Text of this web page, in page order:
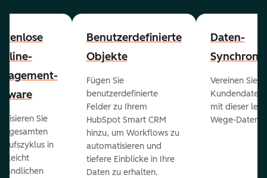
Sie
gesamten
in
leicht
Benutzerdefinierte
Objekte
Fügen Sie
benutzerdefinierte
Felder zu Ihrem
HubSpot Smart CRM
hinzu, um Workflows zu
automatisieren und
tiefere Einblicke in Ihre
Daten zu erhalten.
Daten-
Vereinen Sie
Kundendaten
mit dieser
Wege-Daten-